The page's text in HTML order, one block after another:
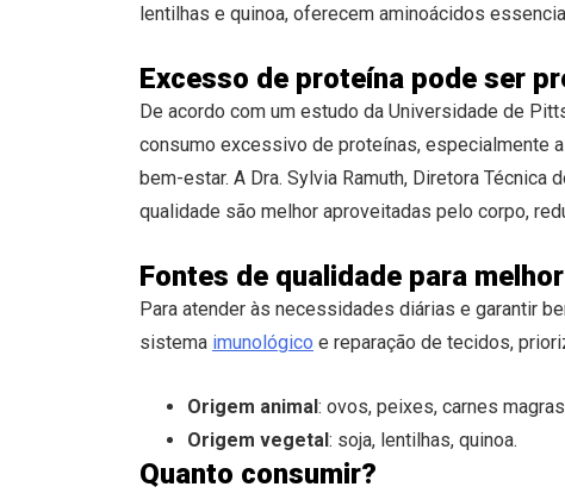
lentilhas e quinoa, oferecem aminoácidos
Excesso de proteína pode ser
De acordo com um estudo da Universidade de
consumo excessivo de proteínas, especialmente
bem-estar. A Dra. Sylvia Ramuth, Diretora
qualidade são melhor aproveitadas pelo corpo,
Fontes de qualidade para
Para atender às necessidades diárias e garantir
sistema imunológico e reparação de tecidos,
Origem animal: ovos, peixes, carnes
Origem vegetal: soja, lentilhas, quinoa.
Quanto consumir?